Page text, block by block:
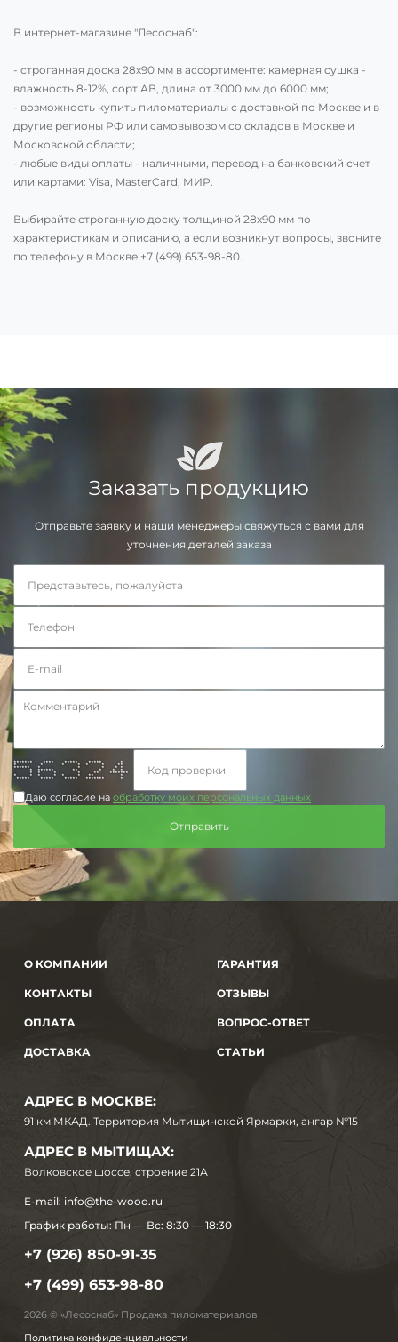
В интернет-магазине "Лесоснаб":
- строганная доска 28х90 мм в ассортименте: камерная сушка -
влажность 8-12%, сорт АВ, длина от 3000 мм до 6000 мм;
- возможность купить пиломатериалы с доставкой по Москве и в
другие регионы РФ или самовывозом со складов в Москве и
Московской области;
- любые виды оплаты - наличными, перевод на банковский счет
или картами: Visa, MasterCard, МИР.
Выбирайте строганную доску толщиной 28х90 мм по
характеристикам и описанию, а если возникнут вопросы, звоните
по телефону в Москве +7 (499) 653-98-80.
Заказать продукцию
Отправьте заявку и наши менеджеры свяжуться с вами для
уточнения деталей заказа
******* **** ***** ***** *
* * * * * * **
****** * * * * *
* ****** ** * * *
* * * * ** *******
* * * * * * ** *
***** ***** ***** ******* *
Даю согласие на обработку моих персональных данных
О КОМПАНИИ
КОНТАКТЫ
ОПЛАТА
ДОСТАВКА
ГАРАНТИЯ
ОТЗЫВЫ
ВОПРОС-ОТВЕТ
СТАТЬИ
АДРЕС В МОСКВЕ:
91 км МКАД. Территория Мытищинской Ярмарки, ангар №15
АДРЕС В МЫТИЩАХ:
Волковское шоссе, строение 21А
E-mail: info@the-wood.ru
График работы: Пн — Вс: 8:30 — 18:30
+7 (926) 850-91-35
+7 (499) 653-98-80
2026 © «Лесоснаб» Продажа пиломатериалов
Политика конфиденциальности